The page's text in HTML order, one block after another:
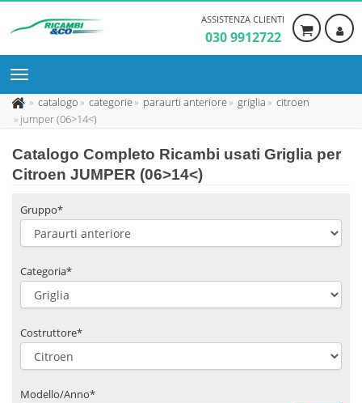
ASSISTENZA CLIENTI
030 9912722
catalogo categorie paraurti anteriore griglia
citroen
jumper (06>14<)
Catalogo Completo Ricambi usati Griglia per
Citroen JUMPER (06>14<)
Gruppo*
Categoria*
Costruttore*
Modello/Anno*